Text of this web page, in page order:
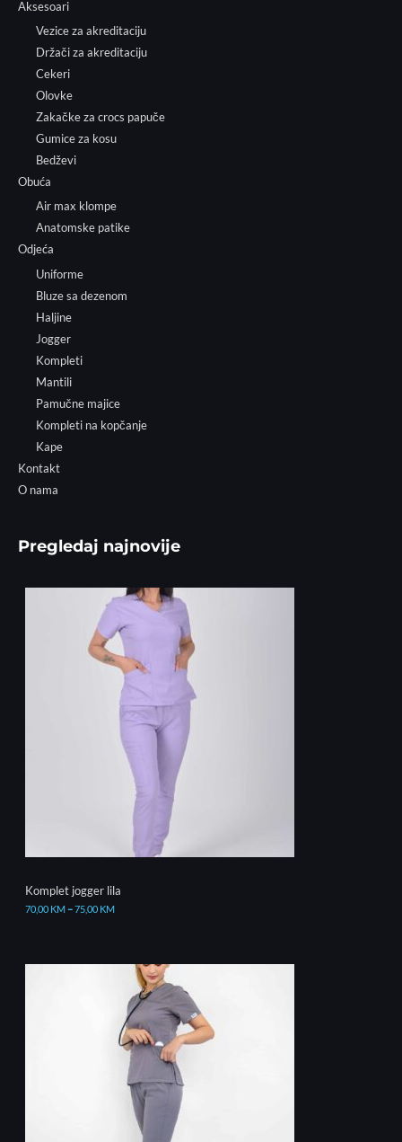
Aksesoari
Vezice za akreditaciju
Držači za akreditaciju
Cekeri
Olovke
Zakačke za crocs papuče
Gumice za kosu
Bedževi
Obuća
Air max klompe
Anatomske patike
Odjeća
Uniforme
Bluze sa dezenom
Haljine
Jogger
Kompleti
Mantili
Pamučne majice
Kompleti na kopčanje
Kape
Kontakt
O nama
Pregledaj najnovije
Komplet jogger lila
70,00 KM–75,00 KM